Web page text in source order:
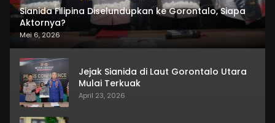
Sianida Filipina Diselundupkan ke Gorontalo, Siapa
Aktornya?
Mei 6, 2026
Jejak Sianida di Laut Gorontalo Utara
Mulai Terkuak
April 23, 2026